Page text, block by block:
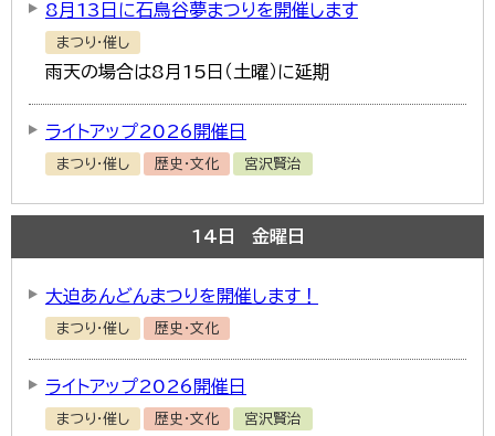
8月13日に石鳥谷夢まつりを開催します
まつり・催し
雨天の場合は8月15日（土曜）に延期
ライトアップ2026開催日
まつり・催し 歴史・文化 宮沢賢治
14 日 金曜日
大迫あんどんまつりを開催します！
まつり・催し 歴史・文化
ライトアップ2026開催日
まつり・催し 歴史・文化 宮沢賢治